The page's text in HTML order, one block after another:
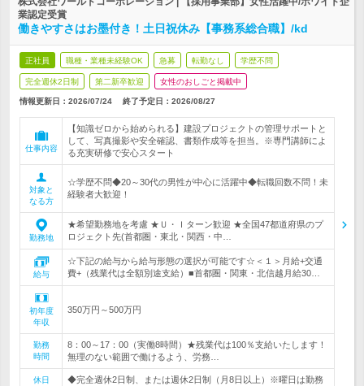
業認定受賞
働きやすさはお墨付き！土日祝休み【事務系総合職】/kd
正社員 職種・業種未経験OK 急募 転勤なし 学歴不問
完全週休2日制 第二新卒歓迎 女性のおしごと掲載中
情報更新日：2026/07/24 終了予定日： 2026/08/27
仕事内容
【知識ゼロから始められる】建設プロジェクトの管理サポートと
して、写真撮影や安全確認、書類作成等を担当。※専門講師によ
る充実研修で安心スタート
対象と
なる方
☆学歴不問◆20～30代の男性が中心に活躍中◆転職回数不問！未
経験者大歓迎！
勤務地
★希望勤務地を考慮 ★Ｕ・Ｉターン歓迎 ★全国47都道府県のプ
ロジェクト先(首都圏・東北・関西・中…
給与
☆下記の給与から給与形態の選択が可能です☆＜１＞月給+交通
費+（残業代は全額別途支給）■首都圏・関東・北信越月給30…
初年度
年収
350万円～500万円
勤務
時間
8：00～17：00（実働8時間）★残業代は100％支給いたします！
無理のない範囲で働けるよう、労務…
休日
◆完全週休2日制、または週休2日制（月8日以上）※曜日は勤務